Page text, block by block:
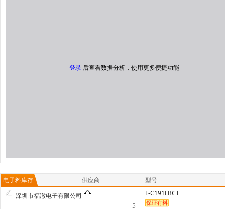
登录 后查看数据分析，使用更多便捷功能
电子料库存 供应商
型号
深圳市福澈电子有限公司
5
L-C191LBCT